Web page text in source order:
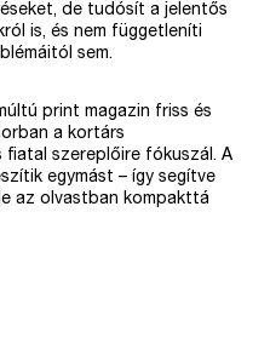
de tudósít a jelentős
is, és nem függetleníti
sem.
print magazin friss és
a kortárs
fiatal szereplőire fókuszál. A
egymást – így segítve
az olvastban kompakttá